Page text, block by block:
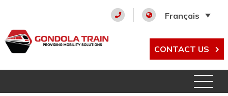
Français
CONTACT US